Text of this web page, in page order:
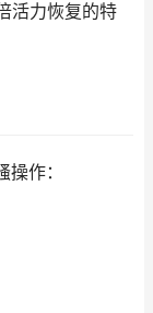
活力恢复的特
作：